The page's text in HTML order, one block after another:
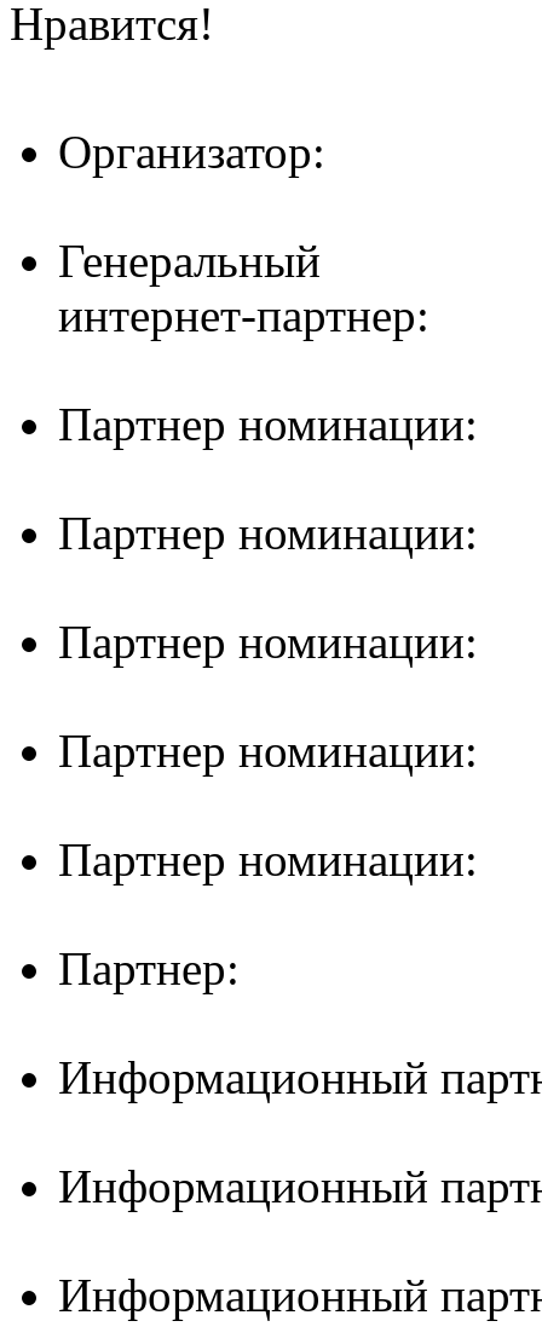
Нравится!
Организатор:
Генеральный
интернет-партнер:
Партнер номинации:
Партнер номинации:
Партнер номинации:
Партнер номинации:
Партнер номинации:
Партнер:
Информационный
Информационный
Информационный